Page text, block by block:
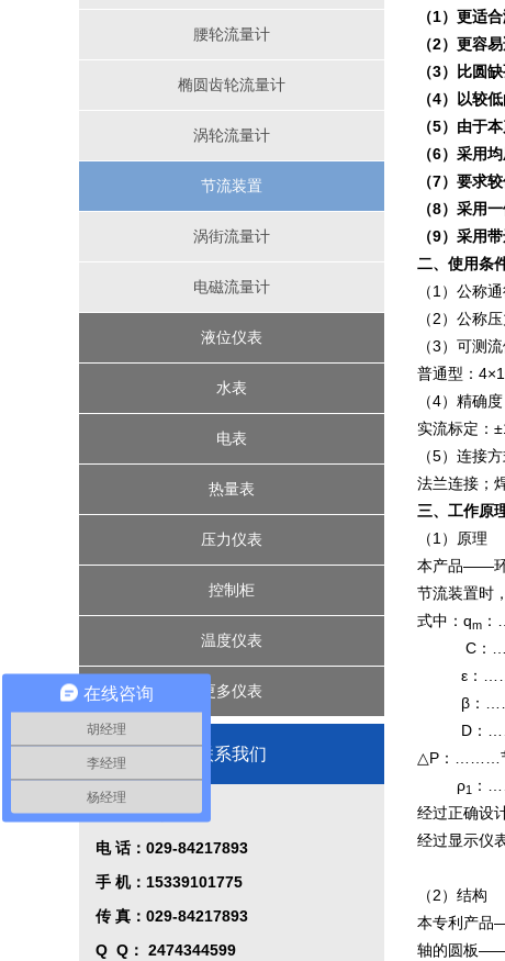
腰轮流量计
椭圆齿轮流量计
涡轮流量计
节流装置
涡街流量计
电磁流量计
液位仪表
缆绳式液位开关
雷达液位计
浮球液位计
磁翻板液位计
超声波液位计
差压液位计
投入式液位计
水表
水控机
远传水表
IC卡智能水表
机械式水表
电表
三相电表
单相电表
一卡通水电表
热量表
机械式热量表
IC卡预付费热量表
超声波热量表
压力仪表
压力表
精密数字压力计
压力变送器
控制柜
智能压力控制器
楼宇控制系统
植物油智能定量装车系统
控制系统
温度仪表
更多仪表
过程校验仪
联系我们
西安秦威仪表厂
电 话：029-84217893
手 机：15339101775
传 真：029-84217893
Q Q ： 2474344599
（1）更适
（2）更容
（3）比圆
（4）以较
（5）由于
（6）采用
（7）要求
（8）采用
（9）采用
二、使用条
（1）公称
（2）公称
（3）可测
普通型：
（4）精确
实流标定：
（5）连接方
法兰连接；
三、工作原
（1）原理
本产品――环
节流装置时
式中：qm：
C：
ε：………流
β：………径
D：………
△P：………节
ρ1
：
经过正确设
经过显示仪
（2）结构
本专利产品
轴的圆板――
在线咨询
胡经理
李经理
杨经理